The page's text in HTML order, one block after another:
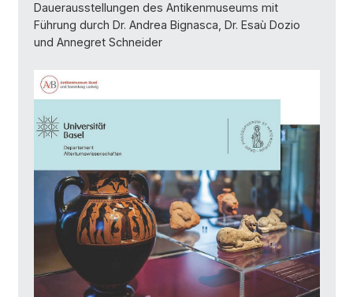
Dauerausstellungen des Antikenmuseums mit
Führung durch Dr. Andrea Bignasca, Dr. Esaù Dozio
und Annegret Schneider